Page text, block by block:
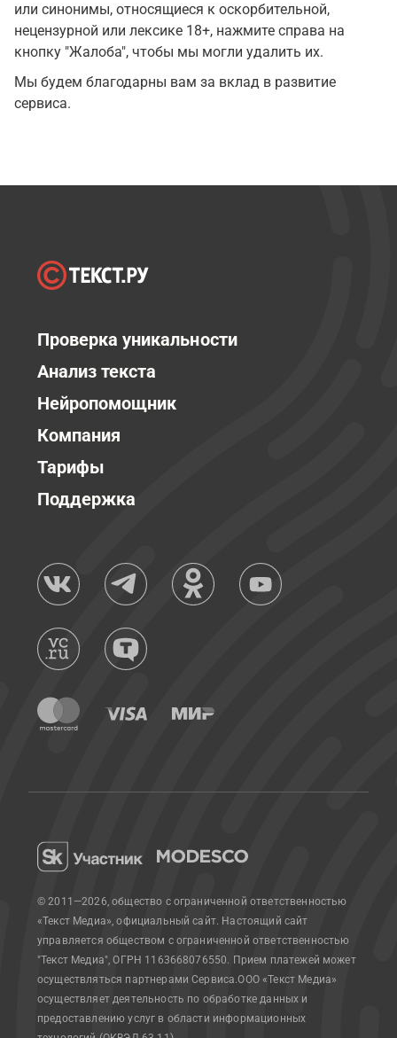
или синонимы, относящиеся к оскорбительной,
нецензурной или лексике 18+, нажмите справа на
кнопку "Жалоба", чтобы мы могли удалить их.
Мы будем благодарны вам за вклад в развитие
сервиса.
Проверка уникальности
Анализ текста
Нейропомощник
Компания
Тарифы
Поддержка
© 2011—2026, общество с ограниченной ответственностью
«Текст Медиа», официальный сайт. Настоящий сайт
управляется обществом с ограниченной ответственностью
"Текст Медиа", ОГРН 1163668076550. Прием платежей может
осуществляться партнерами Сервиса.ООО «Текст Медиа»
осуществляет деятельность по обработке данных и
предоставлению услуг в области информационных